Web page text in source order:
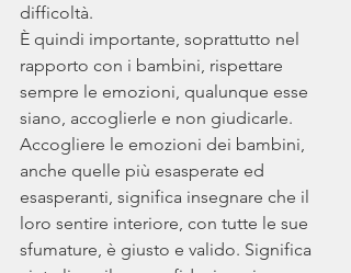
difficoltà.
È quindi importante, soprattutto nel
rapporto con i bambini, rispettare
sempre le emozioni, qualunque esse
siano, accoglierle e non giudicarle.
Accogliere le emozioni dei bambini,
anche quelle più esasperate ed
esasperanti, significa insegnare che il
loro sentire interiore, con tutte le sue
sfumature, è giusto e valido. Significa